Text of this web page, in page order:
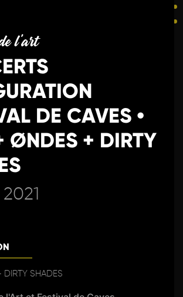
l'art
DE CAVES •
ØNDES + DIRTY
SHADES